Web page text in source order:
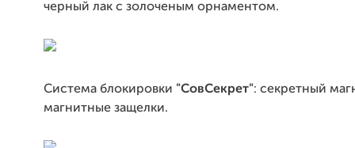
черный лак с золоченым орнаментом.
Система блокировки "СовСекрет": секретный
магнитные защелки.